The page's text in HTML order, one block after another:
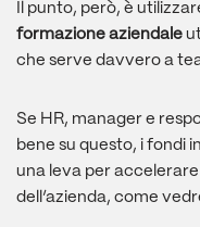
Il punto, però, è
formazione aziendale
che serve davvero a
Se HR, manager e
bene su questo, i fondi
una leva per
dell’azienda, come